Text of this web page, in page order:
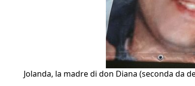
Jolanda, la madre di don Diana (seconda da